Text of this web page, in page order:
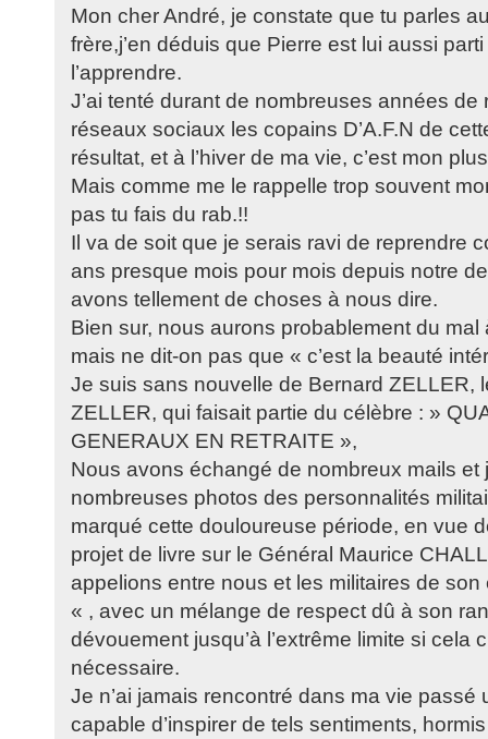
Mon cher André, je constate que tu parles
frère,j’en déduis que Pierre est lui aussi
l’apprendre.
J’ai tenté durant de nombreuses années de
réseaux sociaux les copains D’A.F.N de
résultat, et à l’hiver de ma vie, c’est mon
Mais comme me le rappelle trop souvent
pas tu fais du rab.!!
Il va de soit que je serais ravi de reprendre
ans presque mois pour mois depuis notre
avons tellement de choses à nous dire.
Bien sur, nous aurons probablement du
mais ne dit-on pas que « c’est la beauté
Je suis sans nouvelle de Bernard ZELLER,
ZELLER, qui faisait partie du célèbre : »
GENERAUX EN RETRAITE »,
Nous avons échangé de nombreux mails et
nombreuses photos des personnalités
marqué cette douloureuse période, en vue
projet de livre sur le Général Maurice
appelions entre nous et les militaires de
« , avec un mélange de respect dû à son
dévouement jusqu’à l’extrême limite si cela
nécessaire.
Je n’ai jamais rencontré dans ma vie passé
capable d’inspirer de tels sentiments,